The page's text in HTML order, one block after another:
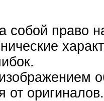
собой право
от оригиналов.